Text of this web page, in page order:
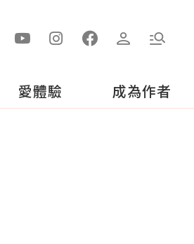
愛體驗 成為作者